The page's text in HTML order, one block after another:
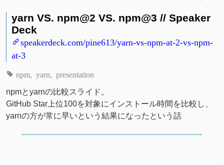
yarn VS. npm@2 VS. npm@3 // Speaker
Deck
speakerdeck.com/pine613/yarn-vs-npm-at-2-vs-npm-
at-3
npm yarn presentation
npmとyarnの比較スライド。
GitHub Star上位100を対象にインストール時間を比較し、
yarnの方が常に早いという結果になったという話